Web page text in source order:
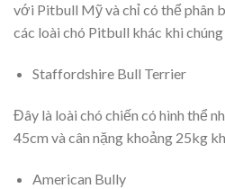
với Pitbull Mỹ và chỉ có thể phân
các loài chó Pitbull khác khi
Staffordshire Bull Terrier
Đây là loài chó chiến có hình thể
45cm và cân nặng khoảng 25kg
American Bully